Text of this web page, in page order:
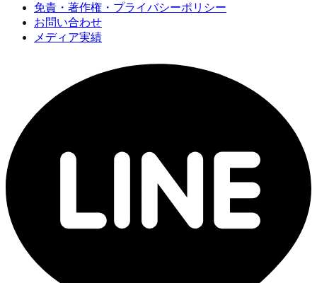
免責・著作権・プライバシーポリシー
お問い合わせ
メディア実績